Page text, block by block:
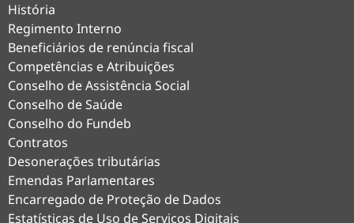
História
Regimento Interno
Beneficiários de renúncia fiscal
Competências e Atribuições
Conselho de Assistência Social
Conselho de Saúde
Conselho do Fundeb
Contratos
Desonerações tributárias
Emendas Parlamentares
Encarregado de Proteção de Dados
Estatísticas de Uso de Serviços Digitais